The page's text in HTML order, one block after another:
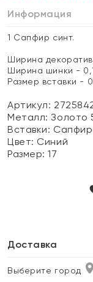
Информация
1 Сапфир синт.
Ширина
Ширина шинки -
Размер вставки -
Артикул:
Металл:Золото
Вставки: Сапфир
Цвет: Синий
Размер:17
Доставка
Выберите город